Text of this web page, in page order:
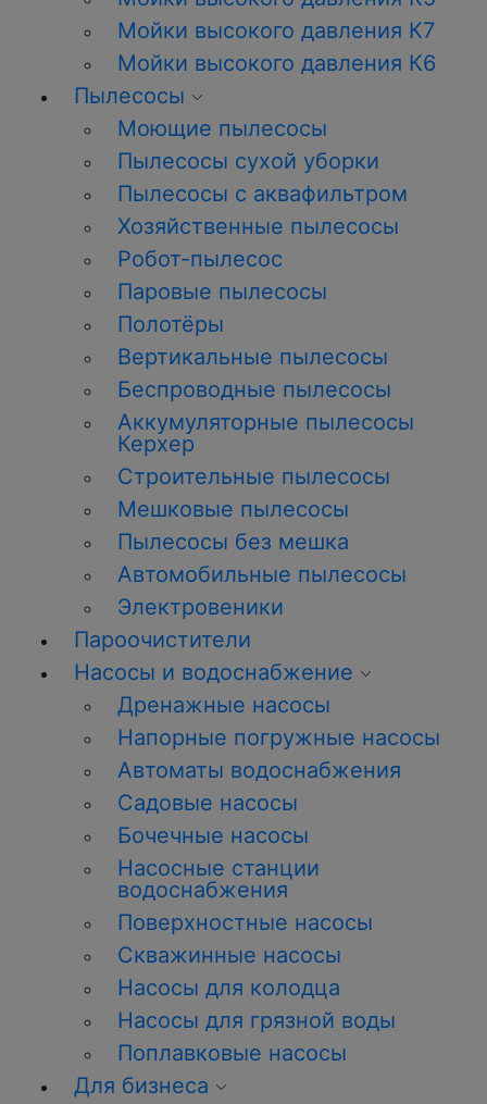
Мойки высокого давления К7
Мойки высокого давления К6
Пылесосы
Моющие пылесосы
Пылесосы сухой уборки
Пылесосы с аквафильтром
Хозяйственные пылесосы
Робот-пылесос
Паровые пылесосы
Полотёры
Вертикальные пылесосы
Беспроводные пылесосы
Аккумуляторные пылесосы
Керхер
Строительные пылесосы
Мешковые пылесосы
Пылесосы без мешка
Автомобильные пылесосы
Электровеники
Пароочистители
Насосы и водоснабжение
Дренажные насосы
Напорные погружные насосы
Автоматы водоснабжения
Садовые насосы
Бочечные насосы
Насосные станции
водоснабжения
Поверхностные насосы
Скважинные насосы
Насосы для колодца
Насосы для грязной воды
Поплавковые насосы
Для бизнеса